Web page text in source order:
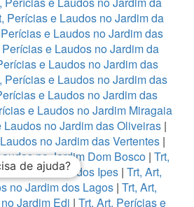
Perícias e Laudos no Jardim da
e Laudos no Jardim das
Perícias e Laudos no Jardim da
e Laudos no Jardim das
Perícias e Laudos no Jardim das
e Laudos no Jardim das
e Laudos no Jardim Miragaia
Laudos no Jardim das Oliveiras|
no Jardim das Vertentes|
no Jardim Dom Bosco| Trt,
no Jardim dos Ipes | Trt, Art,
no Jardim dos Lagos | Trt, Art,
Jardim Edi | Trt, Art, Perícias e